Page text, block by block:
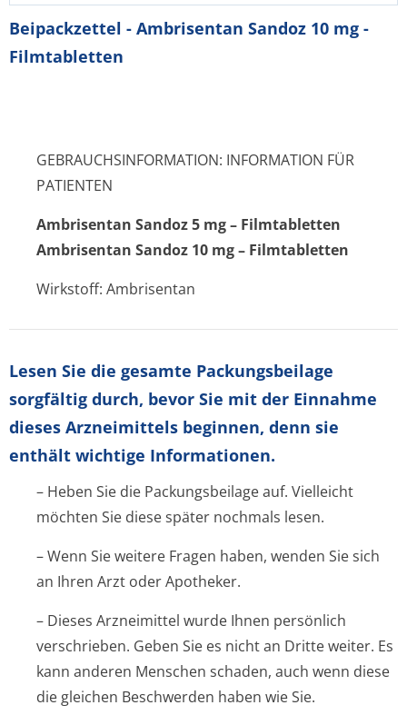
Beipackzettel - Ambrisentan Sandoz 10 mg -
Filmtabletten
GEBRAUCHSINFORMATION: INFORMATION FÜR
PATIENTEN
Ambrisentan Sandoz 5 mg – Filmtabletten
Ambrisentan Sandoz 10 mg – Filmtabletten
Wirkstoff: Ambrisentan
Lesen Sie die gesamte Packungsbeilage
sorgfältig durch, bevor Sie mit der Einnahme
dieses Arzneimittels beginnen, denn sie
enthält wichtige Informationen.
– Heben Sie die Packungsbeilage auf. Vielleicht
möchten Sie diese später nochmals lesen.
– Wenn Sie weitere Fragen haben, wenden Sie sich
an Ihren Arzt oder Apotheker.
– Dieses Arzneimittel wurde Ihnen persönlich
verschrieben. Geben Sie es nicht an Dritte weiter. Es
kann anderen Menschen schaden, auch wenn diese
die gleichen Beschwerden haben wie Sie.